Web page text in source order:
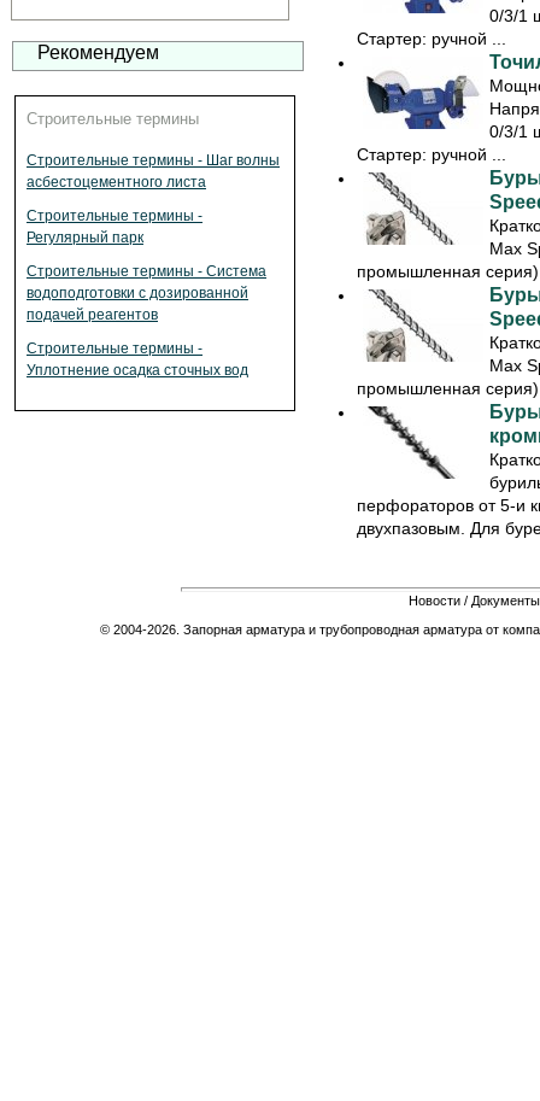
Рекомендуем
Строительные термины
Строительные термины - Шаг волны
асбестоцементного листа
Строительные термины -
Регулярный парк
Строительные термины - Система
водоподготовки с дозированной
подачей реагентов
Строительные термины -
Уплотнение осадка сточных вод
0/3/1
Стартер: ручной ...
0/3/1
Стартер: ручной ...
Max
промышленная
Max
промышленная
перфораторов от 5-и
двухпазовым. Для
Новости / Документы
© 2004-2026. Запорная арматура и трубопроводная арматура от